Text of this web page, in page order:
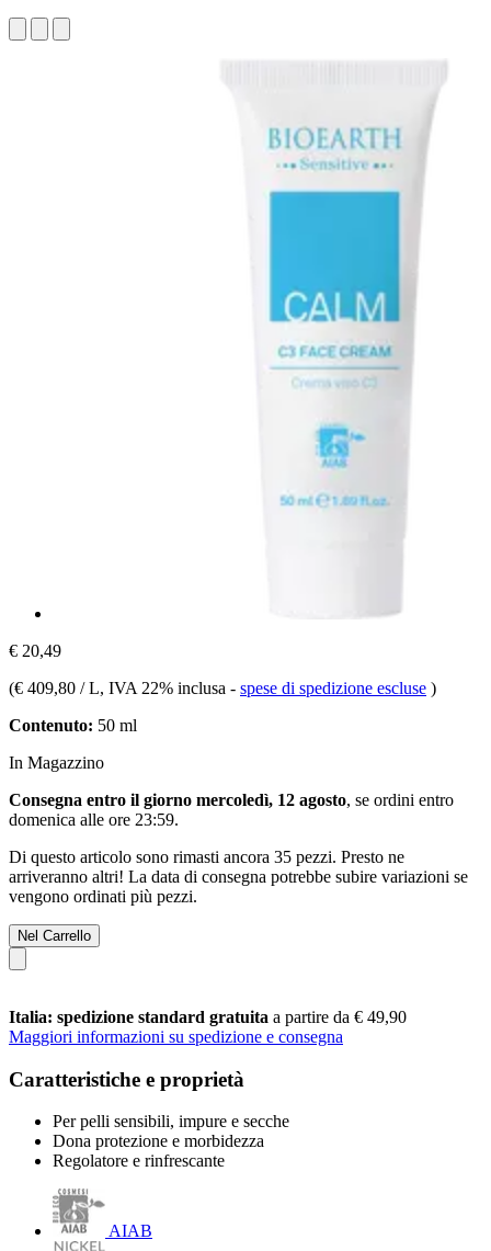
€ 20,49
(€ 409,80 / L, IVA 22% inclusa - spese di spedizione escluse )
Contenuto: 50 ml
In Magazzino
Consegna entro il giorno mercoledì, 12 agosto, se ordini entro
domenica alle ore 23:59.
Di questo articolo sono rimasti ancora 35 pezzi. Presto ne
arriveranno altri! La data di consegna potrebbe subire variazioni se
vengono ordinati più pezzi.
Nel Carrello
Italia: spedizione standard gratuita a partire da € 49,90
Maggiori informazioni su spedizione e consegna
Caratteristiche e proprietà
Per pelli sensibili, impure e secche
Dona protezione e morbidezza
Regolatore e rinfrescante
AIAB